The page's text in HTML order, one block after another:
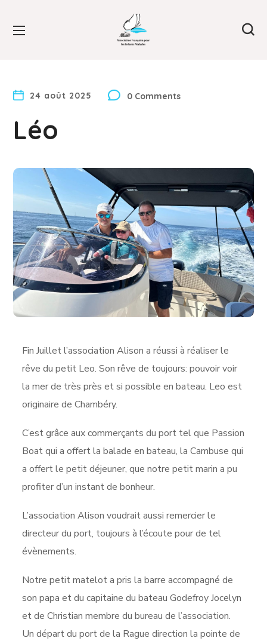
24 août 2025 0 Comments
Léo
Fin Juillet l’association Alison a réussi à réaliser le
rêve du petit Leo. Son rêve de toujours: pouvoir voir
la mer de très près et si possible en bateau. Leo est
originaire de Chambéry.
C’est grâce aux commerçants du port tel que Passion
Boat qui a offert la balade en bateau, la Cambuse qui
a offert le petit déjeuner, que notre petit marin a pu
profiter d’un instant de bonheur.
L’association Alison voudrait aussi remercier le
directeur du port, toujours à l’écoute pour de tel
évènements.
Notre petit matelot a pris la barre accompagné de
son papa et du capitaine du bateau Godefroy Jocelyn
et de Christian membre du bureau de l’association.
Un départ du port de la Rague direction la pointe de